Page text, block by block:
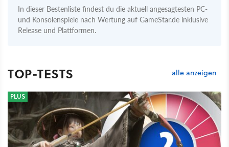
In dieser Bestenliste findest du die aktuell angesagtesten PC-
und Konsolenspiele nach Wertung auf GameStar.de inklusive
Release und Plattformen.
TOP-TESTS alle anzeigen
PLUS